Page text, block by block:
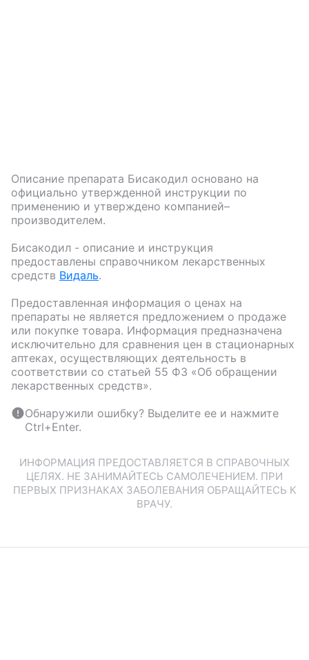
Описание препарата Бисакодил основано на
официально утвержденной инструкции по
применению и утверждено компанией–
производителем.
Бисакодил - описание и инструкция
предоставлены справочником лекарственных
средств Видаль.
Предоставленная информация о ценах на
препараты не является предложением о продаже
или покупке товара. Информация предназначена
исключительно для сравнения цен в стационарных
аптеках, осуществляющих деятельность в
соответствии со статьей 55 ФЗ «Об обращении
лекарственных средств».
Обнаружили ошибку? Выделите ее и нажмите
Ctrl+Enter.
ИНФОРМАЦИЯ ПРЕДОСТАВЛЯЕТСЯ В СПРАВОЧНЫХ
ЦЕЛЯХ. НЕ ЗАНИМАЙТЕСЬ САМОЛЕЧЕНИЕМ. ПРИ
ПЕРВЫХ ПРИЗНАКАХ ЗАБОЛЕВАНИЯ ОБРАЩАЙТЕСЬ К
ВРАЧУ.